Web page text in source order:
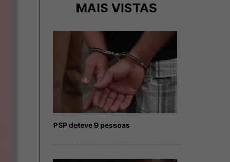
MAIS VISTAS
PSP deteve 9 pessoas